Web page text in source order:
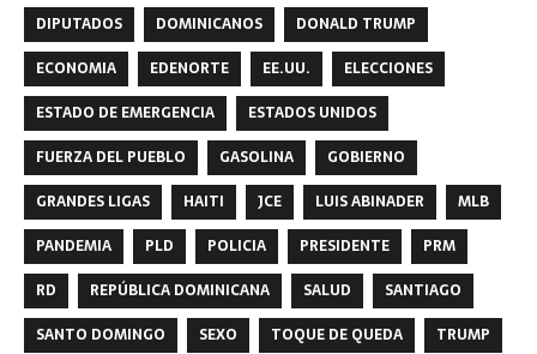
DIPUTADOS
DOMINICANOS
DONALD TRUMP
ECONOMIA
EDENORTE EE.UU.
ELECCIONES
ESTADO DE EMERGENCIA
ESTADOS UNIDOS
FUERZA DEL PUEBLO
GASOLINA
GOBIERNO
GRANDES LIGAS
HAITI JCE LUIS ABINADER
MLB
PANDEMIA
PLD POLICIA PRESIDENTE
PRM
RD
REPÚBLICA DOMINICANA SALUD
SANTIAGO
SANTO DOMINGO
SEXO TOQUE DE QUEDA
TRUMP